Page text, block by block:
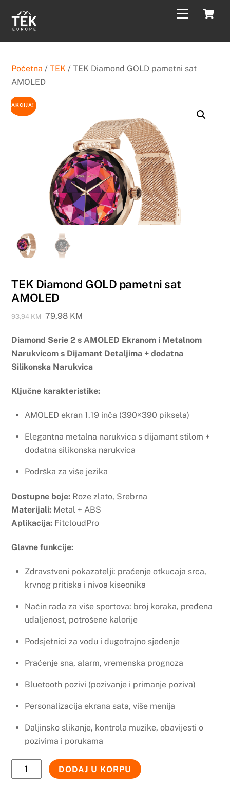
content
Menu
Početna /TEK / TEK Diamond GOLD pametni sat
AMOLED
AKCIJA!
TEK Diamond GOLD pametni sat
AMOLED
93,94KM Original
was:
93,94 KM.
79,98 KM
is:
79,98 KM.
Diamond Serie 2 s AMOLED Ekranom i Metalnom
Narukvicom s Dijamant Detaljima + dodatna
Silikonska Narukvica
Ključne karakteristike:
AMOLED ekran 1.19 inča (390×390 piksela)
Elegantna metalna narukvica s dijamant stilom +
dodatna silikonska narukvica
Podrška za više jezika
Dostupne boje: Roze zlato, Srebrna
Materijali: Metal + ABS
Aplikacija: FitcloudPro
Glavne funkcije:
Zdravstveni pokazatelji: praćenje otkucaja srca,
krvnog pritiska i nivoa kiseonika
Način rada za više sportova: broj koraka, pređena
udaljenost, potrošene kalorije
Podsjetnici za vodu i dugotrajno sjedenje
Praćenje sna, alarm, vremenska prognoza
Bluetooth pozivi (pozivanje i primanje poziva)
Personalizacija ekrana sata, više menija
Daljinsko slikanje, kontrola muzike, obavijesti o
pozivima i porukama
TEK
Diamond
DODAJ U KORPU